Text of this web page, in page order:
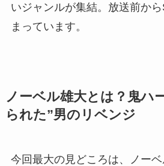
いジャンルが集結。放送前か
まっています。
ノーベル雄大とは？鬼ハ
られた”男のリベンジ
今回最大の見どころは、ノー